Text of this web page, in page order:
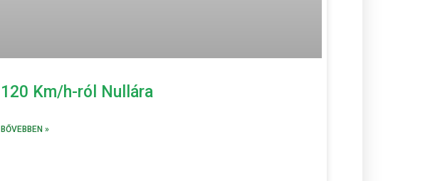
120 Km/h-ról Nullára
BŐVEBBEN »